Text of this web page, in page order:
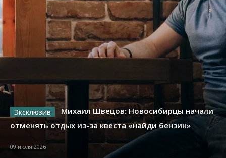
Михаил Швецов: Новосибирцы начали
отменять отдых из-за квеста «найди бензин»
09 июля 2026